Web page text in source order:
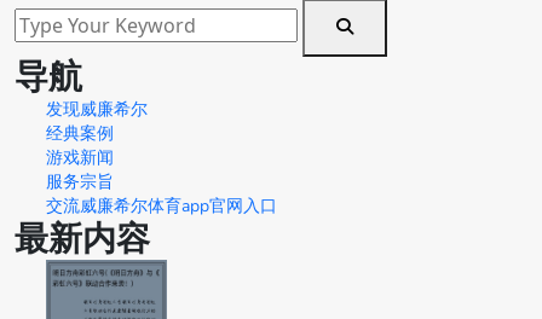
导航
发现威廉希尔
经典案例
游戏新闻
服务宗旨
交流威廉希尔体育app官网入口
最新内容